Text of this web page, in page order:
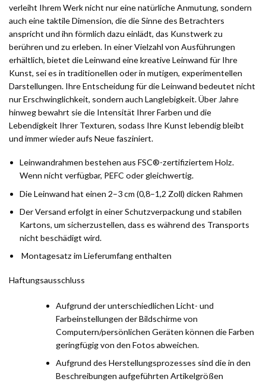
verleiht Ihrem Werk nicht nur eine natürliche Anmutung, sondern
auch eine taktile Dimension, die die Sinne des Betrachters
anspricht und ihn förmlich dazu einlädt, das Kunstwerk zu
berühren und zu erleben. In einer Vielzahl von Ausführungen
erhältlich, bietet die Leinwand eine kreative Leinwand für Ihre
Kunst, sei es in traditionellen oder in mutigen, experimentellen
Darstellungen. Ihre Entscheidung für die Leinwand bedeutet nicht
nur Erschwinglichkeit, sondern auch Langlebigkeit. Über Jahre
hinweg bewahrt sie die Intensität Ihrer Farben und die
Lebendigkeit Ihrer Texturen, sodass Ihre Kunst lebendig bleibt
und immer wieder aufs Neue fasziniert.
Leinwandrahmen bestehen aus FSC®-zertifiziertem Holz.
Wenn nicht verfügbar, PEFC oder gleichwertig.
Die Leinwand hat einen 2–3 cm (0,8–1,2 Zoll) dicken Rahmen
Der Versand erfolgt in einer Schutzverpackung und stabilen
Kartons, um sicherzustellen, dass es während des Transports
nicht beschädigt wird.
Montagesatz im Lieferumfang enthalten
Haftungsausschluss
Aufgrund der unterschiedlichen Licht- und
Farbeinstellungen der Bildschirme von
Computern/persönlichen Geräten können die Farben
geringfügig von den Fotos abweichen.
Aufgrund des Herstellungsprozesses sind die in den
Beschreibungen aufgeführten Artikelgrößen